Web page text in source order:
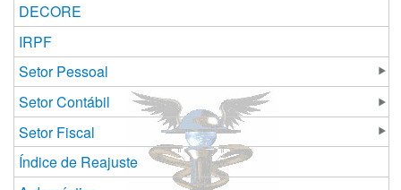
DECORE
IRPF
Setor Pessoal
Setor Contábil
Setor Fiscal
Índice de Reajuste